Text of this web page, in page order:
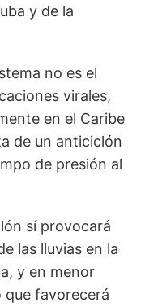
y de la
no es el
virales,
en el Caribe
de un anticiclón
de presión al
sí provocará
las lluvias en la
y en menor
que favorecerá